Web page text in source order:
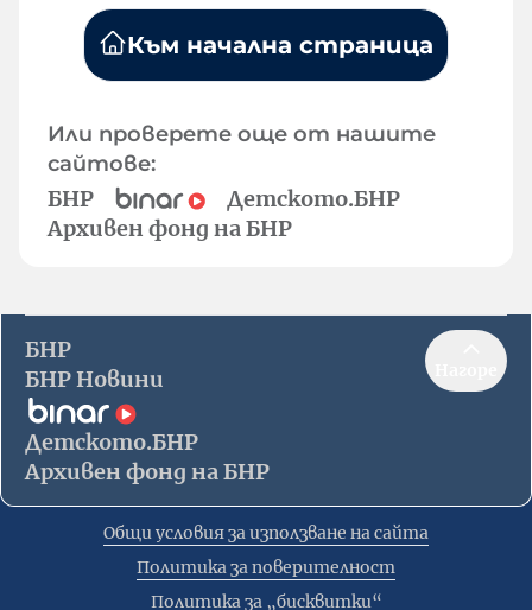
Към начална страница
Или проверете още от нашите
сайтове:
БНР
Детското.БНР
Архивен фонд на БНР
БНР
БНР Новини
Детското.БНР
Архивен фонд на БНР
Общи условия за използване на сайта
Политика за поверителност
Политика за „бисквитки“